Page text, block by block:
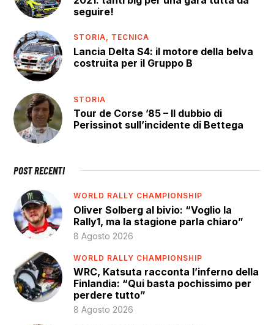
seguire!
STORIA, TECNICA
Lancia Delta S4: il motore della belva
costruita per il Gruppo B
STORIA
Tour de Corse ’85 – Il dubbio di
Perissinot sull’incidente di Bettega
POST RECENTI
WORLD RALLY CHAMPIONSHIP
Oliver Solberg al bivio: “Voglio la
Rally1, ma la stagione parla chiaro”
8 Agosto 2026
WORLD RALLY CHAMPIONSHIP
WRC, Katsuta racconta l’inferno della
Finlandia: “Qui basta pochissimo per
perdere tutto”
8 Agosto 2026